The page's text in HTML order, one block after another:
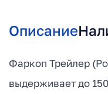
Описание
Фаркоп Трейлер
выдерживает до